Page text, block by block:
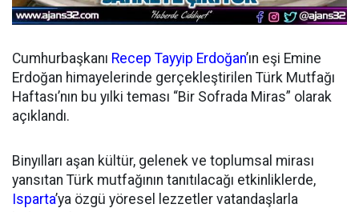
Cumhurbaşkanı Recep Tayyip Erdoğan’ın eşi Emine
Erdoğan himayelerinde gerçekleştirilen Türk Mutfağı
Haftası’nın bu yılki teması “Bir Sofrada Miras” olarak
açıklandı.
Binyılları aşan kültür, gelenek ve toplumsal mirası
yansıtan Türk mutfağının tanıtılacağı etkinliklerde,
Isparta’ya özgü yöresel lezzetler vatandaşlarla